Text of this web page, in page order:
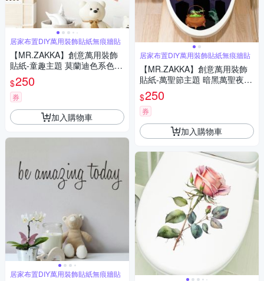
居家布置DIY萬用裝飾貼紙無痕牆貼
【MR.ZAKKA】創意萬用裝飾
貼紙-童趣主題 莫蘭迪色系色塊
愛心線條 居家布置 DIY可移式
壁貼 無痕壁貼 牆貼
$250
券
加入購物車
居家布置DIY萬用裝飾貼紙無痕牆貼
居家布置DIY萬用裝飾貼紙無痕牆貼
【MR.ZAKKA】創意萬用裝飾
貼紙-萬聖節主題 暗黑萬聖夜 H
款 居家布置 DIY可移式壁貼 無
痕壁貼 牆貼
$250
券
加入購物車